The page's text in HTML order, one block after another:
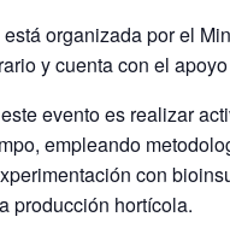
organizada por el
y cuenta con el
evento es realizar
empleando
con
producción hortícola.